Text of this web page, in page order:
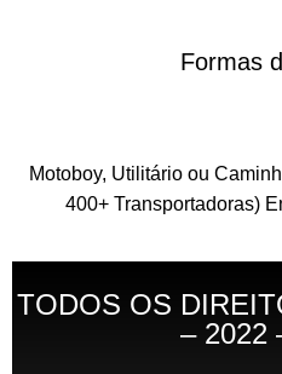
Formas
Motoboy, Utilitário ou
400+ Transportadoras)
TODOS OS
– 2022